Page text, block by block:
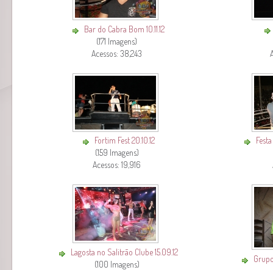
Bar do Cabra Bom 10.11.12
(171 Imagens)
Acessos: 38,243
Fortim Fest 20.10.12
(159 Imagens)
Acessos: 19,916
Lagosta no Salitrão Clube 15.09.12
(100 Imagens)